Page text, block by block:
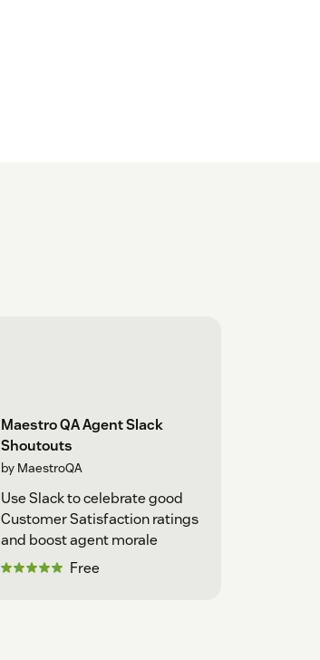
Maestro QA Agent Slack
Shoutouts
by MaestroQA
Use Slack to celebrate good
Customer Satisfaction ratings
and boost agent morale
Free